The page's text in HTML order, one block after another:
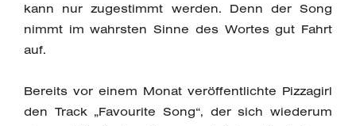
kann nur zugestimmt werden. Denn der Song
nimmt im wahrsten Sinne des Wortes gut Fahrt
auf.
Bereits vor einem Monat veröffentlichte Pizzagirl
den Track „Favourite Song“, der sich wiederum